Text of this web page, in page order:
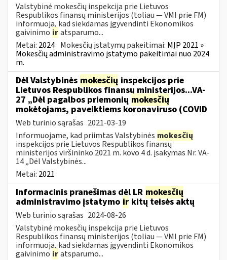
Valstybinė mokesčių inspekcija prie Lietuvos
Respublikos finansų ministerijos (toliau — VMI prie FM)
informuoja, kad siekdamas įgyvendinti Ekonomikos
gaivinimo iratsparumo...
Metai: 2024 Mokesčių įstatymų pakeitimai: MĮP 2021 »
Mokesčių administravimo įstatymo pakeitimai nuo 2024
m.
Dėl Valstybinės mokesčių inspekcijos prie
Lietuvos Respublikos finansų ministerijos...VA-
27 „Dėl pagalbos priemonių mokesčių
mokėtojams, paveiktiems koronaviruso (COVID
Web turinio sąrašas 2021-03-19
Informuojame, kad priimtas Valstybinės mokesčių
inspekcijos prie Lietuvos Respublikos finansų
ministerijos viršininko 2021 m. kovo 4 d. įsakymas Nr. VA-
14 „Dėl Valstybinės...
Metai: 2021
Informacinis pranešimas dėl LR mokesčių
administravimo įstatymo ir kitų teisės aktų
Web turinio sąrašas 2024-08-26
Valstybinė mokesčių inspekcija prie Lietuvos
Respublikos finansų ministerijos (toliau — VMI prie FM)
informuoja, kad siekdamas įgyvendinti Ekonomikos
gaivinimo iratsparumo...